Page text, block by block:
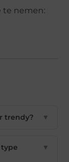
te nemen:
trendy? ▼
▼